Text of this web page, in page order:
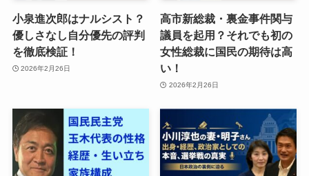
小泉進次郎はナルシスト？
優しさなし自分優先の評判
を徹底検証！
2026年2月26日
高市新総裁・裏金事件関与
議員を起用？それでも初の
女性総裁に国民の期待は高
い！
2026年2月26日